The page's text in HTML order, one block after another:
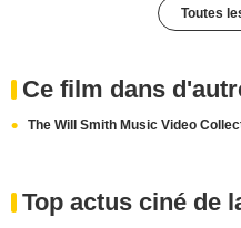
Toutes
Ce film dans
The Will Smith Music Video
Top actus ciné de